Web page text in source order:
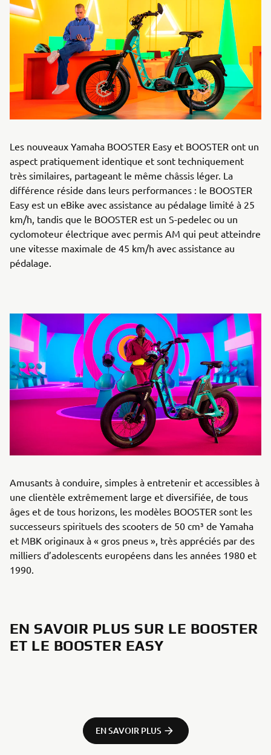
Les nouveaux Yamaha BOOSTER Easy et BOOSTER ont un
aspect pratiquement identique et sont techniquement
très similaires, partageant le même châssis léger. La
différence réside dans leurs performances : le BOOSTER
Easy est un eBike avec assistance au pédalage limité à 25
km/h, tandis que le BOOSTER est un S-pedelec ou un
cyclomoteur électrique avec permis AM qui peut atteindre
une vitesse maximale de 45 km/h avec assistance au
pédalage.
Amusants à conduire, simples à entretenir et accessibles à
une clientèle extrêmement large et diversifiée, de tous
âges et de tous horizons, les modèles BOOSTER sont les
successeurs spirituels des scooters de 50 cm³ de Yamaha
et MBK originaux à « gros pneus », très appréciés par des
milliers d’adolescents européens dans les années 1980 et
1990.
EN SAVOIR PLUS SUR LE BOOSTER
ET LE BOOSTER EASY
EN SAVOIR PLUS